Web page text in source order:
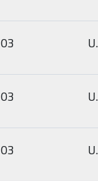
03
03
03